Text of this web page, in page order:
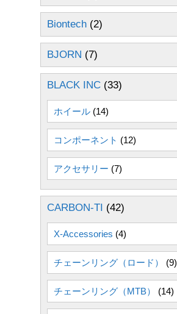
Biontech (2)
BJORN (7)
BLACK INC (33)
ホイール (14)
コンポーネント (12)
アクセサリー (7)
CARBON-TI (42)
X-Accessories (4)
チェーンリング（ロード） (9)
チェーンリング（MTB） (14)